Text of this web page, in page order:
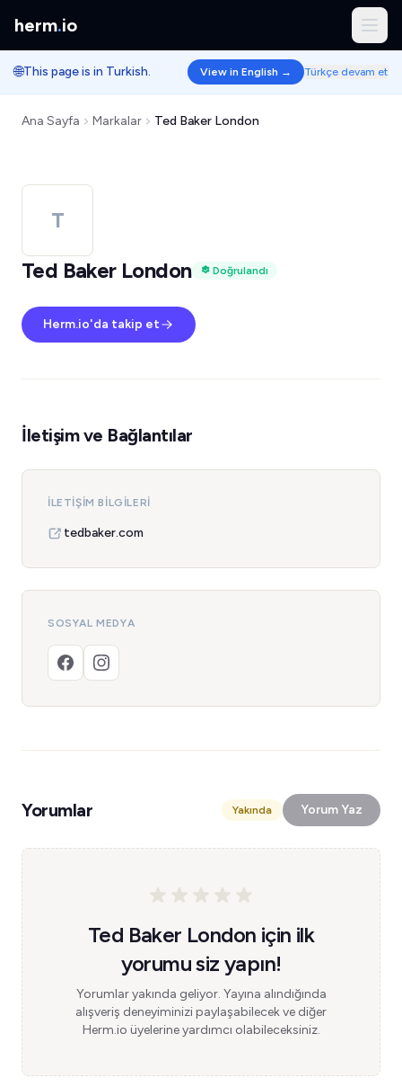
herm.io
🌐This page is in Turkish. View in English → Türkçe devam et
Ana Sayfa Markalar Ted Baker London
T
Ted Baker London
Doğrulandı
Herm.io'da takip et
İletişim ve Bağlantılar
İLETIŞIM BILGILERI
tedbaker.com
SOSYAL MEDYA
Yorumlar Yakında Yorum Yaz
Ted Baker London için ilk
yorumu siz yapın!
Yorumlar yakında geliyor. Yayına alındığında
alışveriş deneyiminizi paylaşabilecek ve diğer
Herm.io üyelerine yardımcı olabileceksiniz.